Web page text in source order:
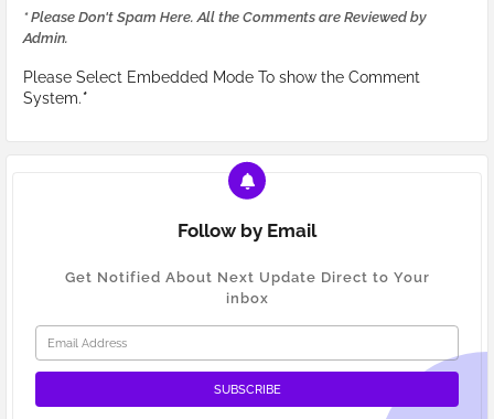
* Please Don't Spam Here. All the Comments are Reviewed by
Admin.
Please Select Embedded Mode To show the Comment
System.*
Follow by Email
Get Notified About Next Update Direct to Your
inbox